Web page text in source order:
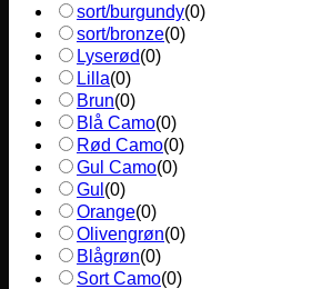
sort/burgundy(0)
sort/bronze(0)
Lyserød(0)
Lilla(0)
Brun(0)
Blå Camo(0)
Rød Camo(0)
Gul Camo(0)
Gul (0)
Orange(0)
Olivengrøn(0)
Blågrøn(0)
Sort Camo(0)